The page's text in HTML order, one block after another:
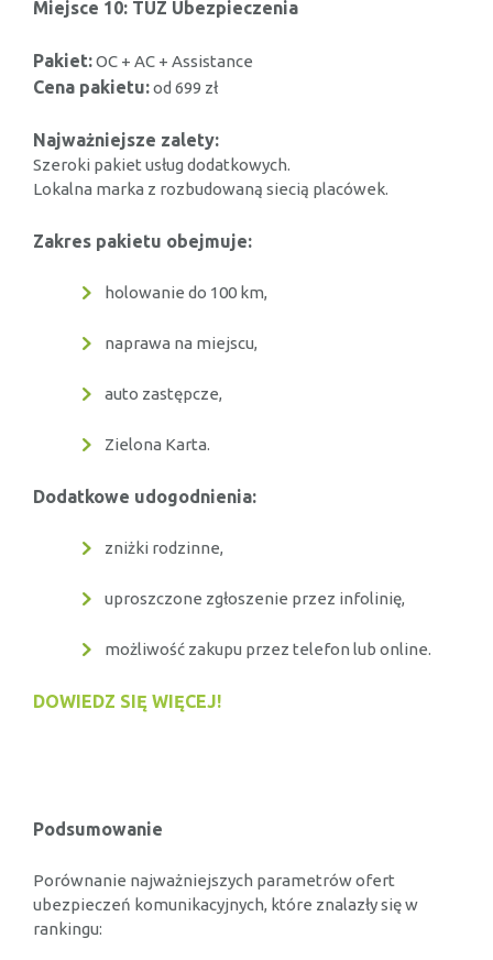
Miejsce 10: TUZ Ubezpieczenia
Pakiet:OC + AC + Assistance
Cena pakietu:od 699 zł
Najważniejsze zalety:
Szeroki pakiet usług dodatkowych.
Lokalna marka z rozbudowaną siecią placówek.
Zakres pakietu obejmuje:
holowanie do 100 km,
naprawa na miejscu,
auto zastępcze,
Zielona Karta.
Dodatkowe udogodnienia:
zniżki rodzinne,
uproszczone zgłoszenie przez infolinię,
możliwość zakupu przez telefon lub online.
DOWIEDZ SIĘ WIĘCEJ!
Podsumowanie
Porównanie najważniejszych parametrów ofert
ubezpieczeń komunikacyjnych, które znalazły się w
rankingu: